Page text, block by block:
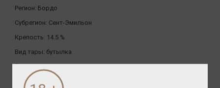
Регион: Бордо
Субрегион: Сент-Эмильон
Крепость: 14.5 %
Вид тары: бутылка
Ёмкость:0.75л.